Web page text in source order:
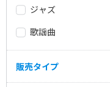
ジャズ
歌謡曲
販売タイプ